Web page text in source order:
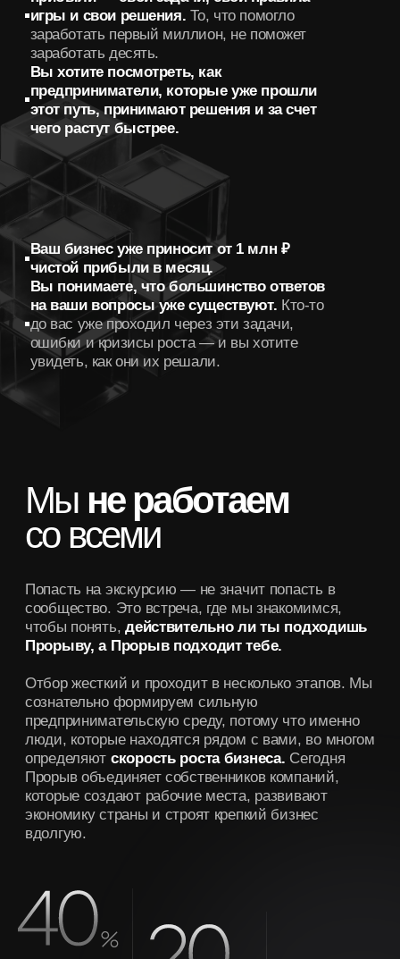
Участие в экскурсиибесплатное
Места ограничены.
Мы не запускаем
массово
Только для
предпринимателей
1 млнчистыми
*Все остальные мероприятия по персональному
приглашению от куратора сообщества
Это единственный способ узнать, как работает
бизнес-средаПрорыв изнутри. Для
предпринимателей с доходом от 1 млн рублей
Запишись на
экскурсию сейчас
Я согласен ссоглашением о конфиденциальности
Записаться
03
/01
Прорыв — закрытая среда
предпринимателей с
чистой прибылью от 1 до 10 млн ₽
в месяц, которое помогает участникам качественно
Михаила Гребенюка, созданный для тех, кто уже доказал,
что умеет строить бизнес, и теперь готов перейти на
следующий уровень масштаба.
Подробнеепро нас